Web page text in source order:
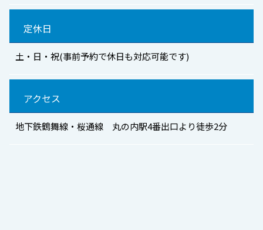
定休日
土・日・祝(事前予約で休日も対応可能です)
アクセス
地下鉄鶴舞線・桜通線 丸の内駅4番出口より徒歩2分